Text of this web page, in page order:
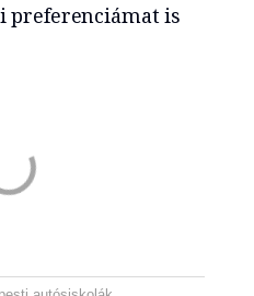
preferenciámat is